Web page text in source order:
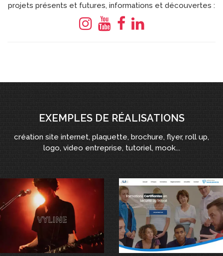
projets présents et futures, informations et découvertes :
EXEMPLES DE RÉALISATIONS
création site internet, plaquette, brochure, flyer, roll up,
logo, video entreprise, tutoriel, mook...